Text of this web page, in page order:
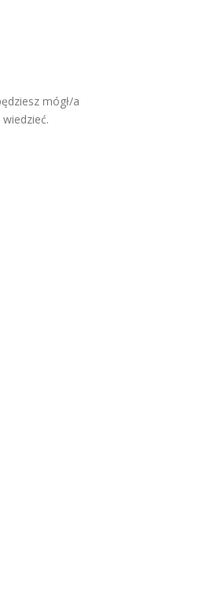
mógł/a